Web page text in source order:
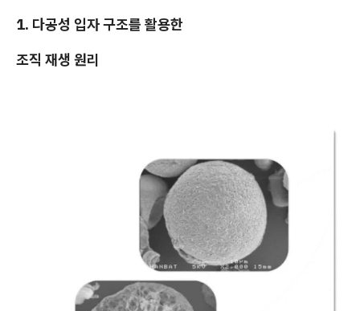
1. 다공성 입자 구조를 활용한
조직 재생 원리